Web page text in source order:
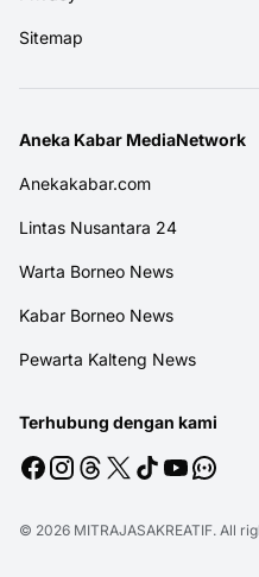
Sitemap
Aneka Kabar MediaNetwork
Anekakabar.com
Lintas Nusantara 24
Warta Borneo News
Kabar Borneo News
Pewarta Kalteng News
Terhubung dengan kami
© 2026 MITRAJASAKREATIF. All